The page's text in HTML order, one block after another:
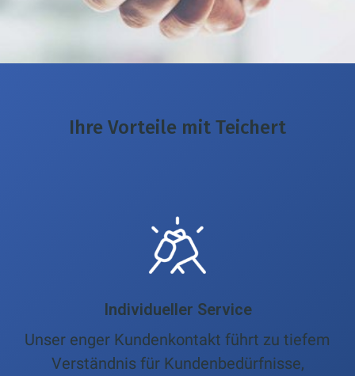
Ihre Vorteile mit Teichert
Individueller Service
Unser enger Kundenkontakt führt zu tiefem
Verständnis für Kundenbedürfnisse,